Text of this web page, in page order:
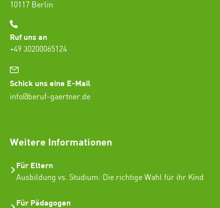
10117 Berlin
Ruf uns an
+49 30200065124
Schick uns eine E-Mail
info@beruf-gaertner.de
Weitere Informationen
Für Eltern
Ausbildung vs. Studium: Die richtige Wahl für ihr Kind
Für Pädagogen